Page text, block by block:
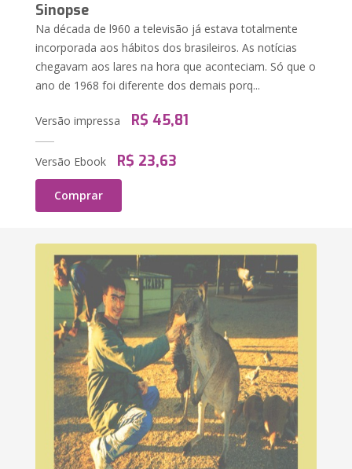
Sinopse
Na década de l960 a televisão já estava totalmente
incorporada aos hábitos dos brasileiros. As notícias
chegavam aos lares na hora que aconteciam. Só que o
ano de 1968 foi diferente dos demais porq...
Versão impressa R$ 45,81
Versão Ebook R$ 23,63
Comprar